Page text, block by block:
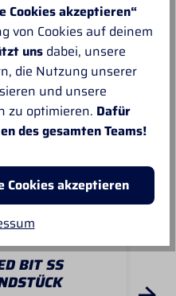
BIT SS
Cookies akzeptieren“
von Cookies auf deinem
unsdabei, unsere
die Nutzung unserer
und unsere
zu optimieren. Dafür
des gesamten Teams!
Cookies akzeptieren